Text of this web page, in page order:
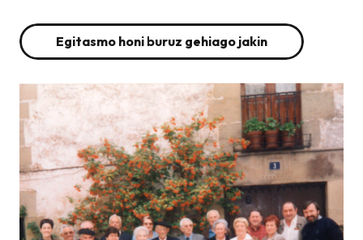
Egitasmo honi buruz gehiago jakin